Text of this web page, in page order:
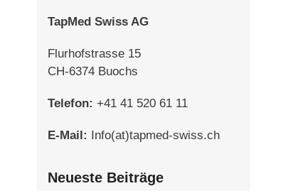
TapMed Swiss AG
Flurhofstrasse 15
CH-6374 Buochs
Telefon: +41 41 520 61 11
E-Mail: Info(at)tapmed-swiss.ch
Neueste Beiträge